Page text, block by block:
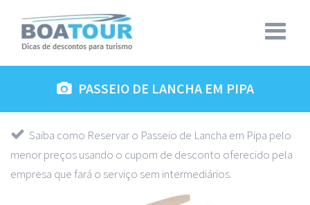
PASSEIO DE LANCHA EM PIPA
Saiba como Reservar o Passeio de Lancha em Pipa pelo
menor preços usando o cupom de desconto oferecido pela
empresa que fará o serviço sem intermediários.